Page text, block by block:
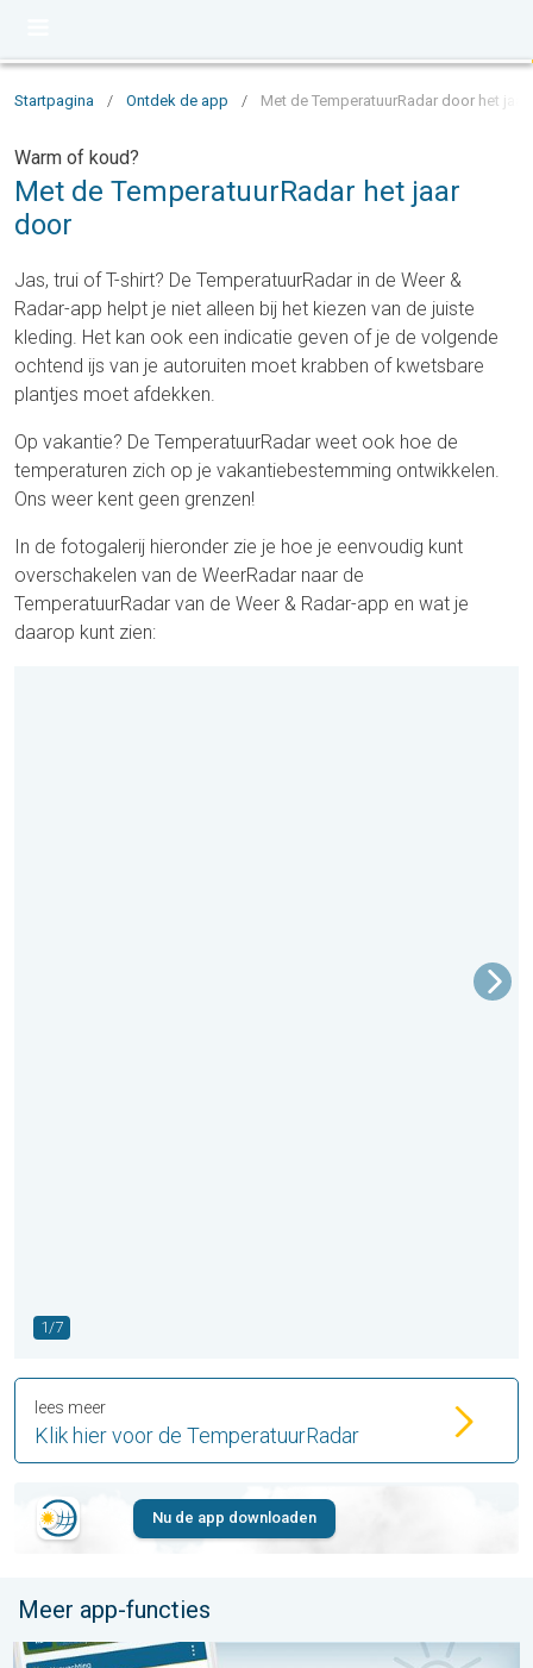
Startpagina / Ontdek de app / Met de TemperatuurRadar door het jaar
Warm of koud?
Met de TemperatuurRadar het jaar
door
Jas, trui of T-shirt? De TemperatuurRadar in de Weer &
Radar-app helpt je niet alleen bij het kiezen van de juiste
kleding. Het kan ook een indicatie geven of je de volgende
ochtend ijs van je autoruiten moet krabben of kwetsbare
plantjes moet afdekken.
Op vakantie? De TemperatuurRadar weet ook hoe de
temperaturen zich op je vakantiebestemming ontwikkelen.
Ons weer kent geen grenzen!
In de fotogalerij hieronder zie je hoe je eenvoudig kunt
overschakelen van de WeerRadar naar de
TemperatuurRadar van de Weer & Radar-app en wat je
daarop kunt zien:
1/7
Klik hier voor de TemperatuurRadar
lees meer
Nu de app downloaden
Meer app-functies
Het weer in de komende dagen. Zo gaat het verder. . .